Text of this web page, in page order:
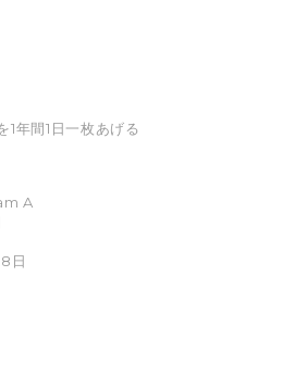
年間1日一枚あげる
A
日